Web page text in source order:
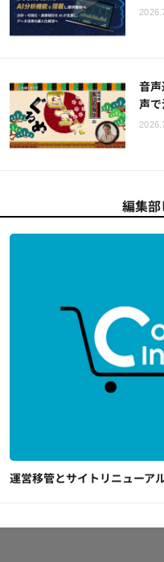
音
声
編集
運営移管とサイトリニューア